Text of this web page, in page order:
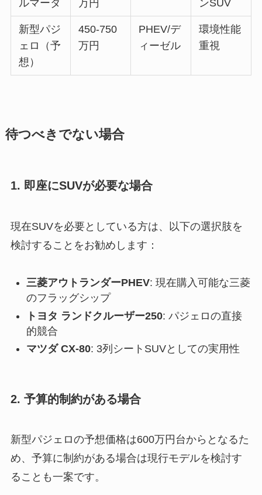
ルマーダ 万円 ンSUV
新型パジ
ェロ（予
想）
450-750
万円
PHEV/デ
ィーゼル
環境性能
重視
待つべきでない場合
1. 即座にSUVが必要な場合
現在SUVを必要としている方は、以下の選択肢を
検討することをお勧めします：
三菱アウトランダーPHEV: 現在購入可能な三菱
のフラッグシップ
トヨタ ランドクルーザー250: パジェロの直接
的競合
マツダ CX-80: 3列シートSUVとしての実用性
2. 予算的制約がある場合
新型パジェロの予想価格は600万円台からとなるた
め、予算に制約がある場合は現行モデルを検討す
ることも一案です。